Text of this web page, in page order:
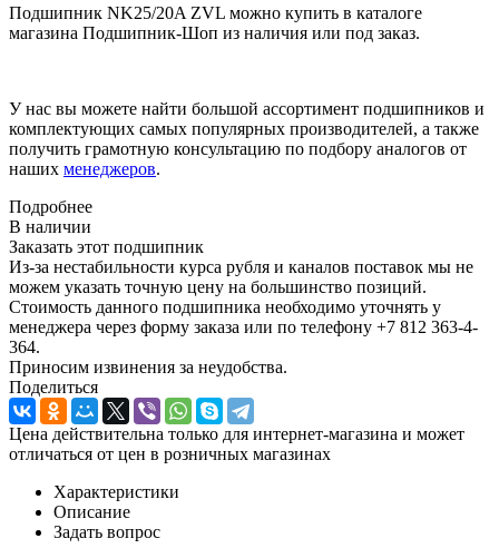
Подшипник NK25/20A ZVL можно купить в каталоге
магазина Подшипник-Шоп из наличия или под заказ.
У нас вы можете найти большой ассортимент подшипников и
комплектующих самых популярных производителей, а также
получить грамотную консультацию по подбору аналогов от
наших менеджеров.
Подробнее
В наличии
Заказать этот подшипник
Из-за нестабильности курса рубля и каналов поставок мы не
можем указать точную цену на большинство позиций.
Стоимость данного подшипника необходимо уточнять у
менеджера через форму заказа или по телефону +7 812 363-4-
364.
Приносим извинения за неудобства.
Поделиться
Цена действительна только для интернет-магазина и может
отличаться от цен в розничных магазинах
Характеристики
Описание
Задать вопрос